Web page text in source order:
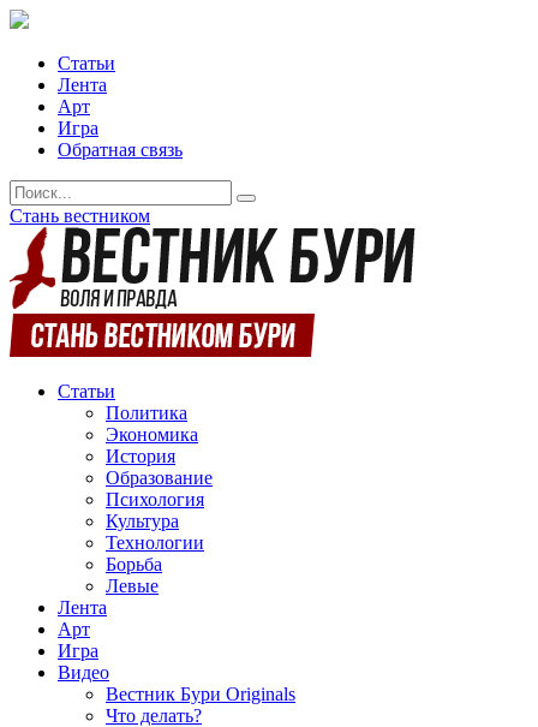
Статьи
Лента
Арт
Игра
Обратная связь
Стань вестником
Статьи
Политика
Экономика
История
Образование
Психология
Культура
Технологии
Борьба
Левые
Лента
Арт
Игра
Видео
Вестник Бури Originals
Что делать?